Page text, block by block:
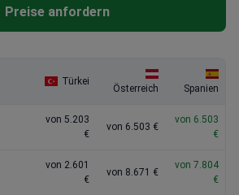
Preise anfordern
Türkei
Österreich Spanien
von 5.203
€
von 6.503 €
von 6.503
€
von 2.601
€
von 8.671 €
von 7.804
€